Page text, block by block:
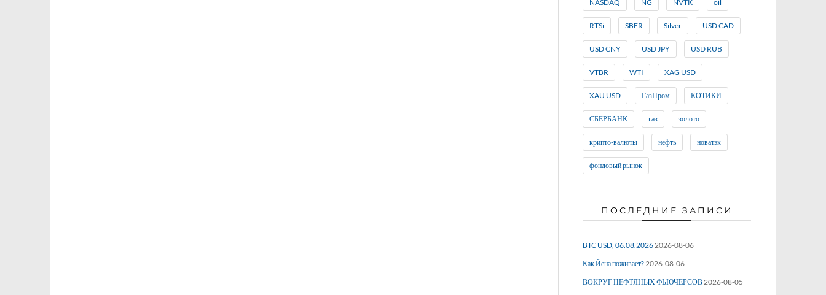
NASDAQ NG NVTK oil
RTSi SBER Silver USD CAD
USD CNY USD JPY USD RUB
VTBR WTI XAG USD
XAU USD ГазПром КОТИКИ
СБЕРБАНК газ золото
крипто-валюты нефть новатэк
фондовый рынок
ПОСЛЕДНИЕ ЗАПИСИ
BTC USD, 06.08.20262026-08-06
Как Йена поживает?2026-08-06
ВОКРУГ НЕФТЯНЫХ ФЬЮЧЕРСОВ2026-08-05